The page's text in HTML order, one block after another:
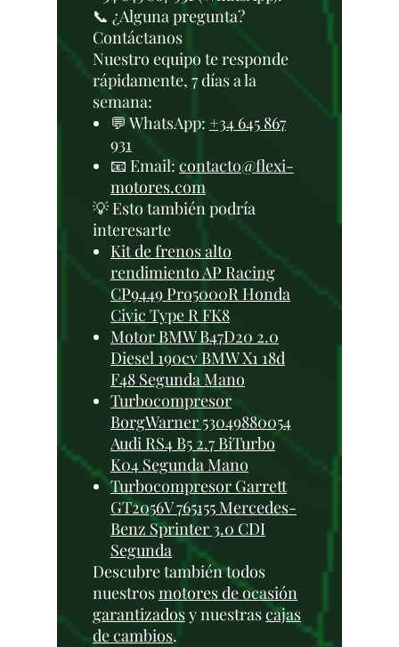
📞 ¿Alguna pregunta?
Contáctanos
Nuestro equipo te responde
rápidamente, 7 días a la
semana:
💬 WhatsApp: +34 645 867
931
📧 Email: contacto@flexi-
motores.com
💡 Esto también podría
interesarte
Kit de frenos alto
rendimiento AP Racing
CP9449 Pro5000R Honda
Civic Type R FK8
Motor BMW B47D20 2.0
Diesel 190cv BMW X1 18d
F48 Segunda Mano
Turbocompresor
BorgWarner 53049880054
Audi RS4 B5 2.7 BiTurbo
K04 Segunda Mano
Turbocompresor Garrett
GT2056V 765155 Mercedes-
Benz Sprinter 3.0 CDI
Segunda
Descubre también todos
nuestrosmotores de ocasión
garantizadosy nuestrascajas
de cambios.